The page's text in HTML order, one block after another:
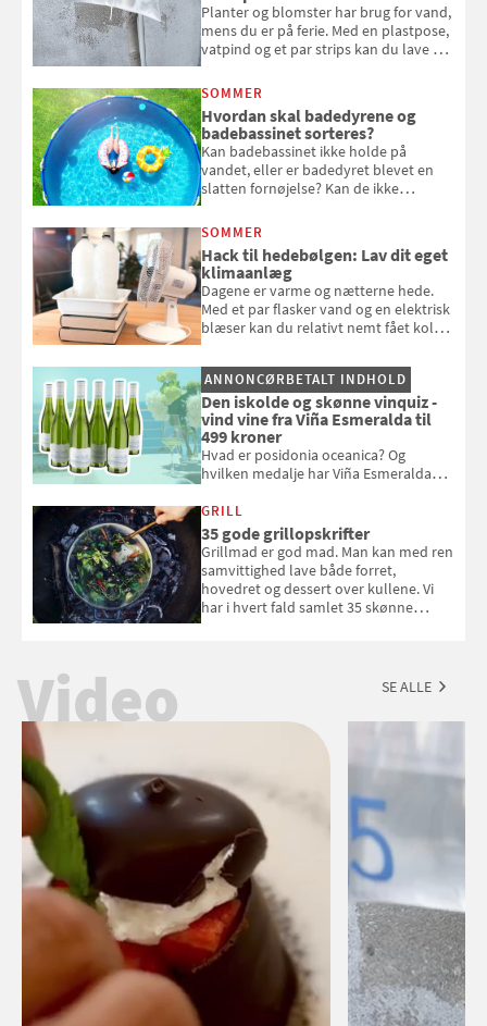
Planter og blomster har brug for vand,
mens du er på ferie. Med en plastpose,
vatpind og et par strips kan du lave dit
at bede naboen om at vande eller
komme hjem til døde planter
SOMMER
Hvordan skal badedyrene og
badebassinet sorteres?
Kan badebassinet ikke holde på
vandet, eller er badedyret blevet en
slatten fornøjelse? Kan de ikke
opmærksom, når du smider
badebassinet eller et badedyr ud
SOMMER
Hack til hedebølgen: Lav dit eget
klimaanlæg
Dagene er varme og nætterne hede.
Med et par flasker vand og en elektrisk
blæser kan du relativt nemt fået koldt
og se, hvordan du gør
ANNONCØRBETALT INDHOLD
Den iskolde og skønne vinquiz -
vind vine fra Viña Esmeralda til
499 kroner
Hvad er posidonia oceanica? Og
hvilken medalje har Viña Esmeralda
med i Samvirkes skønne vinquiz, hvor
du kan vinde 6 flasker vin fra Viña
Esmeralda. Konkurrencen slutter 1.
september 2026.
GRILL
35 gode grillopskrifter
Grillmad er god mad. Man kan med ren
samvittighed lave både forret,
hovedret og dessert over kullene. Vi
har i hvert fald samlet 35 skønne
Video SE ALLE